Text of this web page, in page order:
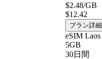
$2.48/GB
$12.42
プラン詳細
eSIM Laos
5GB
30日間